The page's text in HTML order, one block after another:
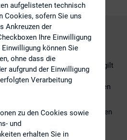
Management hat in den
an Bedeutung gewonnen. Dies gilt
Diversität
Aufsichtsrat und obersten
öffentlich intensiv diskutierten
der DIRK – Deutscher
nun einen neuen Band seiner
aufgelisteten technisch
Cookies, sofern Sie uns
Ankreuzen der
Ihre Einwilligung
können Sie
ohne dass die
aufgrund der Einwilligung
Verarbeitung
zu den Cookies sowie
und
erhalten Sie in